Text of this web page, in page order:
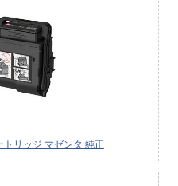
リッジ マゼンタ 純正